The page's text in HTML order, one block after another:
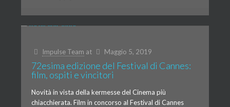
Impulse Team at Maggio 5, 2019
72esima edizione del Festival di Cannes:
film, ospiti e vincitori
Novità in vista della kermesse del Cinema più
chiacchierata. Film in concorso al Festival di Cannes